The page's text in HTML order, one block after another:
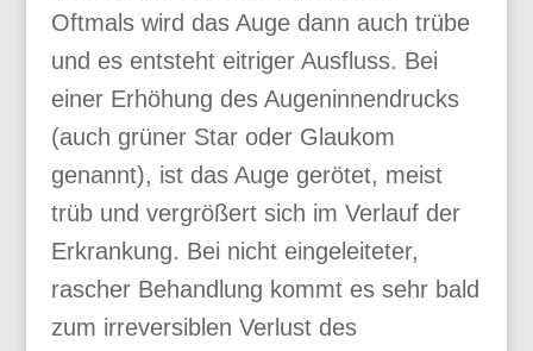
Oftmals wird das Auge dann auch trübe
und es entsteht eitriger Ausfluss. Bei
einer Erhöhung des Augeninnendrucks
(auch grüner Star oder Glaukom
genannt), ist das Auge gerötet, meist
trüb und vergrößert sich im Verlauf der
Erkrankung. Bei nicht eingeleiteter,
rascher Behandlung kommt es sehr bald
zum irreversiblen Verlust des